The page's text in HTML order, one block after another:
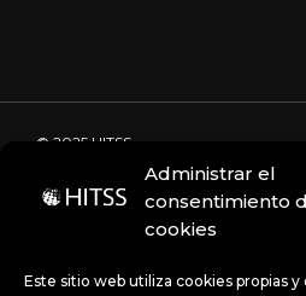
Administrar el
consentimiento
cookies
Este sitio web utiliza cookies propias
© 2025 HITSS
Código de Ética